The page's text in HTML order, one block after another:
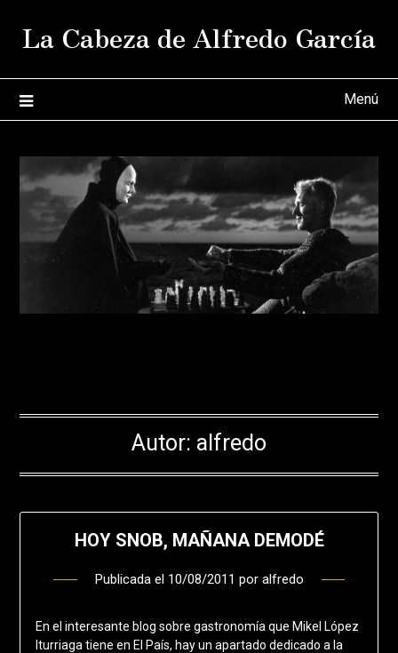
La Cabeza de Alfredo García
Menú
Autor: alfredo
HOY SNOB, MAÑANA DEMODÉ
Publicada el 10/08/2011 por alfredo
En el interesante blog sobre gastronomía que Mikel López
Iturriaga tiene en El País, hay un apartado dedicado a la